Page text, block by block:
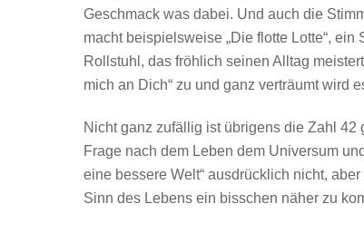
Geschmack was dabei. Und auch die
macht beispielsweise „Die flotte Lotte“,
Rollstuhl, das fröhlich seinen Alltag
mich an Dich“ zu und ganz verträumt wird
Nicht ganz zufällig ist übrigens die Zahl
Frage nach dem Leben dem Universum
eine bessere Welt“ ausdrücklich nicht,
Sinn des Lebens ein bisschen näher zu